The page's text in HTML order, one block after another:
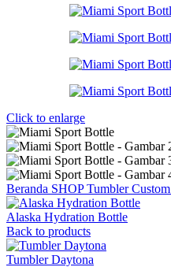
Click to enlarge
Beranda SHOPTumbler Custom
Alaska Hydration Bottle
Back to products
Tumbler Daytona